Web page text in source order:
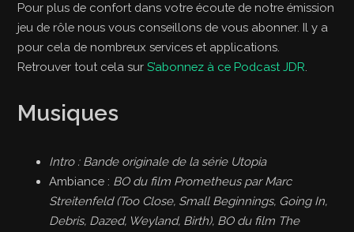
Pour plus de confort dans votre écoute de notre émission
jeu de rôle nous vous conseillons de vous abonner. Il y a
pour cela de nombreux services et applications.
Retrouver tout cela surS’abonnez à ce Podcast JDR
Musiques
Intro : Bande originale de la série Utopia
Ambiance : BO du film Prometheus par Marc
Streitenfeld (Too Close, Small Beginnings, Going In,
Debris, Dazed, Weyland, Birth), BO du film The